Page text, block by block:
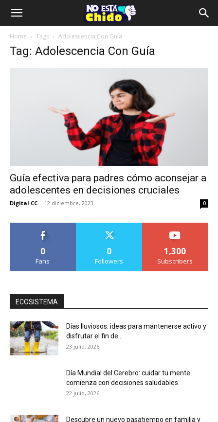
Home Tags Adolescencia Con Guía
Tag: Adolescencia Con Guía
Guía efectiva para padres cómo aconsejar a
adolescentes en decisiones cruciales
Digital CC - 12 diciembre, 2023 0
0
Fans
0
Followers
1,300
Subscribers
ECOSISTEMA
Días lluviosos: ideas para mantenerse activo y
disfrutar el fin de...
23 julio, 2026
Día Mundial del Cerebro: cuidar tu mente
comienza con decisiones saludables
22 julio, 2026
Descubre un nuevo pasatiempo en familia y